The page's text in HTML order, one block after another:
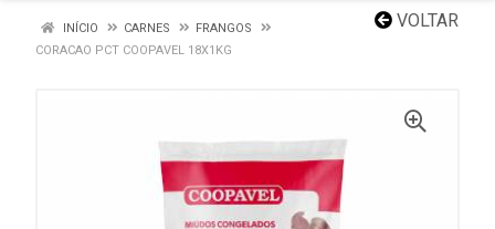
VOLTAR
INÍCIO CARNES
FRANGOS
CORACAO PCT COOPAVEL 18X1KG